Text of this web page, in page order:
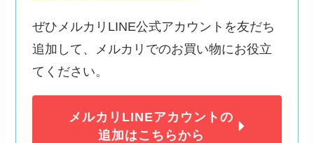
ぜひメルカリLINE公式アカウントを友だち
追加して、メルカリでのお買い物にお役立
てください。
メルカリLINEアカウントの
追加はこちらから